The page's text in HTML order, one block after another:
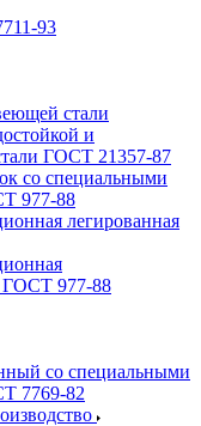
93
стали
и
ГОСТ 21357-87
со специальными
977-88
легированная
ГОСТ 977-88
со специальными
7769-82